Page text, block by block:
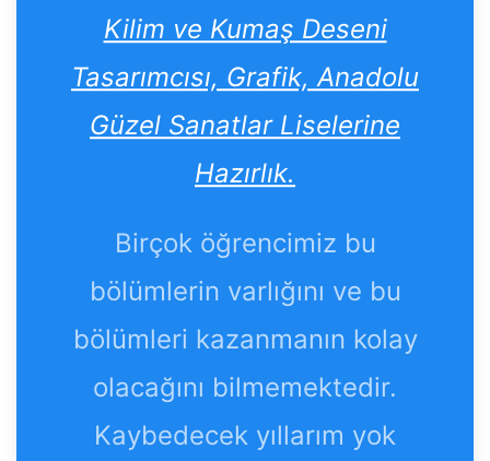
Kilim ve Kumaş Deseni
Tasarımcısı, Grafik, Anadolu
Güzel Sanatlar Liselerine
Hazırlık.
Birçok öğrencimiz bu
bölümlerin varlığını ve bu
bölümleri kazanmanın kolay
olacağını bilmemektedir.
Kaybedecek yıllarım yok